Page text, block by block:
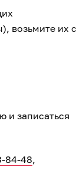
возьмите их с
и записаться
84-48,